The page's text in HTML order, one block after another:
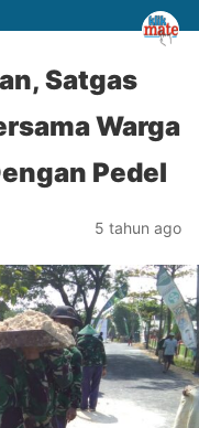
Satgas
Warga
Pedel
5 tahun ago